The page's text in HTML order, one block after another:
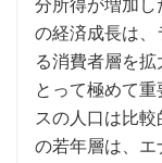
分所得が増加し
の経済成長は、
る消費者層を
とって極めて
スの人口は比
の若年層は、